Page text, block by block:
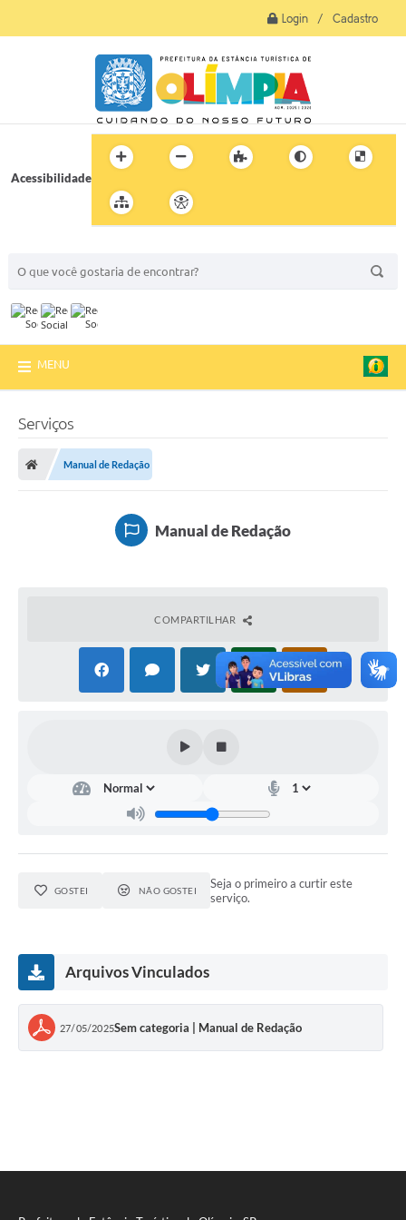
Login / Cadastro
Acessibilidade
MENU
Serviços
Manual de Redação
Manual de Redação
COMPARTILHAR
GOSTEI NÃO GOSTEI
Seja o primeiro a curtir este
serviço.
Arquivos Vinculados
27/05/2025Sem categoria | Manual de Redação